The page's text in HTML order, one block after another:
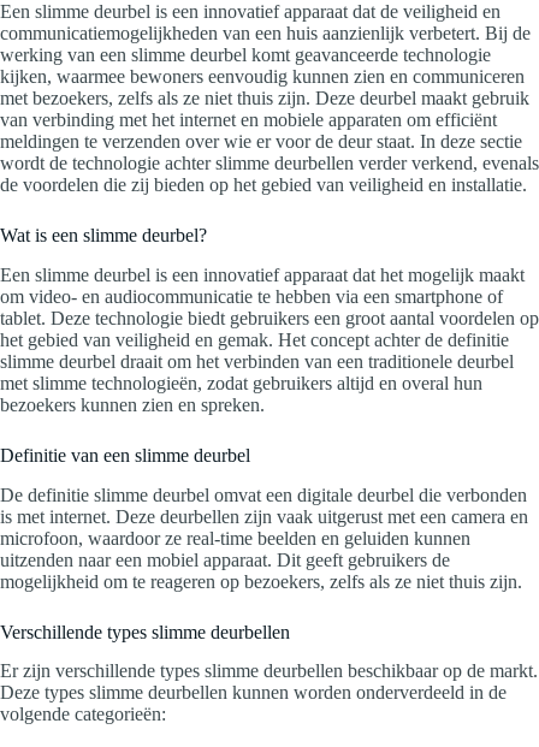
Een slimme deurbel is een innovatief apparaat dat de veiligheid en
communicatiemogelijkheden van een huis aanzienlijk verbetert. Bij de
werking van een slimme deurbel komt geavanceerde technologie
kijken, waarmee bewoners eenvoudig kunnen zien en communiceren
met bezoekers, zelfs als ze niet thuis zijn. Deze deurbel maakt gebruik
van verbinding met het internet en mobiele apparaten om efficiënt
meldingen te verzenden over wie er voor de deur staat. In deze sectie
wordt de technologie achter slimme deurbellen verder verkend, evenals
de voordelen die zij bieden op het gebied van veiligheid en installatie.
Wat is een slimme deurbel?
Een slimme deurbel is een innovatief apparaat dat het mogelijk maakt
om video- en audiocommunicatie te hebben via een smartphone of
tablet. Deze technologie biedt gebruikers een groot aantal voordelen op
het gebied van veiligheid en gemak. Het concept achter de definitie
slimme deurbel draait om het verbinden van een traditionele deurbel
met slimme technologieën, zodat gebruikers altijd en overal hun
bezoekers kunnen zien en spreken.
Definitie van een slimme deurbel
De definitie slimme deurbel omvat een digitale deurbel die verbonden
is met internet. Deze deurbellen zijn vaak uitgerust met een camera en
microfoon, waardoor ze real-time beelden en geluiden kunnen
uitzenden naar een mobiel apparaat. Dit geeft gebruikers de
mogelijkheid om te reageren op bezoekers, zelfs als ze niet thuis zijn.
Verschillende types slimme deurbellen
Er zijn verschillende types slimme deurbellen beschikbaar op de markt.
Deze types slimme deurbellen kunnen worden onderverdeeld in de
volgende categorieën: